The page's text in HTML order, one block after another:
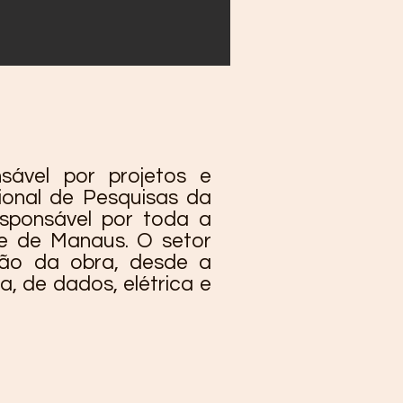
por projetos e
de Pesquisas da
por toda a
de Manaus. O setor
da obra, desde a
de dados, elétrica e